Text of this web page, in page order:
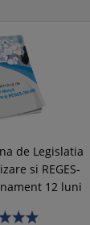
de Legislatia
si REGES-
12 luni